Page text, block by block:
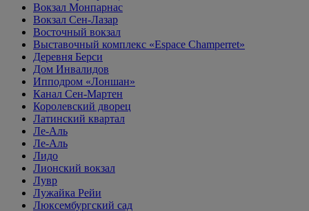
Вокзал Монпарнас
Вокзал Сен-Лазар
Восточный вокзал
Выставочный комплекс «Espace Champerret»
Деревня Берси
Дом Инвалидов
Ипподром «Лоншан»
Канал Сен-Мартен
Королевский дворец
Латинский квартал
Ле-Аль
Ле-Аль
Лидо
Лионский вокзал
Лувр
Лужайка Рейи
Люксембургский сад